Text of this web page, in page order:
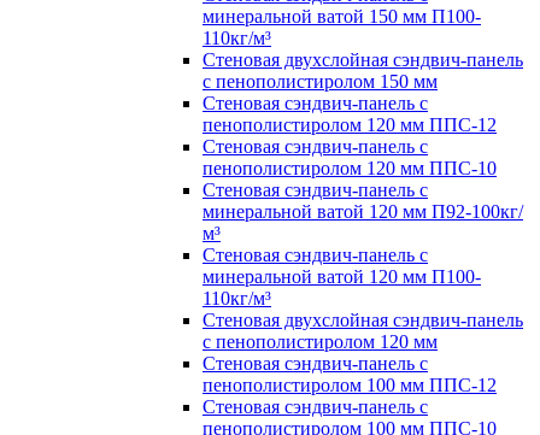
минеральной ватой 150 мм П100-
110кг/м³
Стеновая двухслойная сэндвич-панель
с пенополистиролом 150 мм
Стеновая сэндвич-панель с
пенополистиролом 120 мм ППС-12
Стеновая сэндвич-панель с
пенополистиролом 120 мм ППС-10
Стеновая сэндвич-панель с
минеральной ватой 120 мм П92-100кг/
м³
Стеновая сэндвич-панель с
минеральной ватой 120 мм П100-
110кг/м³
Стеновая двухслойная сэндвич-панель
с пенополистиролом 120 мм
Стеновая сэндвич-панель с
пенополистиролом 100 мм ППС-12
Стеновая сэндвич-панель с
пенополистиролом 100 мм ППС-10